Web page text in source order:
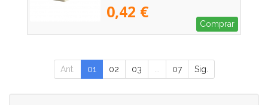
0,42 €
Comprar
Ant. 01 02 03 07 Sig.